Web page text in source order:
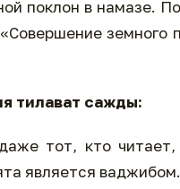
поклон в намазе.
земного
тилават сажды:
тот, кто
является ваджибом.